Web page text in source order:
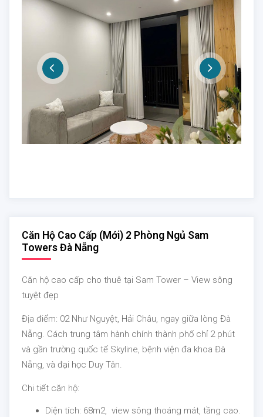
Căn Hộ Cao Cấp (mới) 2 Phòng Ngủ Sam
Towers Đà Nẵng
Căn hộ cao cấp cho thuê tại Sam Tower – View sông
tuyệt đẹp
Địa điểm: 02 Như Nguyệt, Hải Châu, ngay giữa lòng Đà
Nẵng. Cách trung tâm hành chính thành phố chỉ 2 phút
và gần trường quốc tế Skyline, bệnh viện đa khoa Đà
Nẵng, và đại học Duy Tân.
Chi tiết căn hộ:
Diện tích: 68m2, view sông thoáng mát, tầng cao.